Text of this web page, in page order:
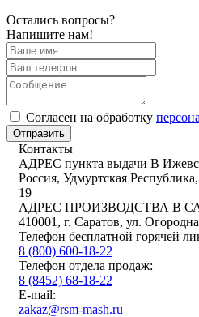
Остались вопросы?
Напишите нам!
Cогласен на обработку
Отправить
Контакты
АДРЕС пункта выдачи В
Россия, Удмуртская
19
АДРЕС ПРОИЗВОДСТВА В
410001, г. Саратов, ул.
Телефон бесплатной горячей
8 (800) 600-18-22
Телефон отдела продаж:
8 (8452) 68-18-22
E-mail:
zakaz@rsm-mash.ru